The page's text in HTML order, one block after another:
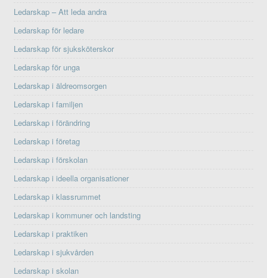
Ledarskap – Att leda andra
Ledarskap för ledare
Ledarskap för sjuksköterskor
Ledarskap för unga
Ledarskap i äldreomsorgen
Ledarskap i familjen
Ledarskap i förändring
Ledarskap i företag
Ledarskap i förskolan
Ledarskap i ideella organisationer
Ledarskap i klassrummet
Ledarskap i kommuner och landsting
Ledarskap i praktiken
Ledarskap i sjukvården
Ledarskap i skolan